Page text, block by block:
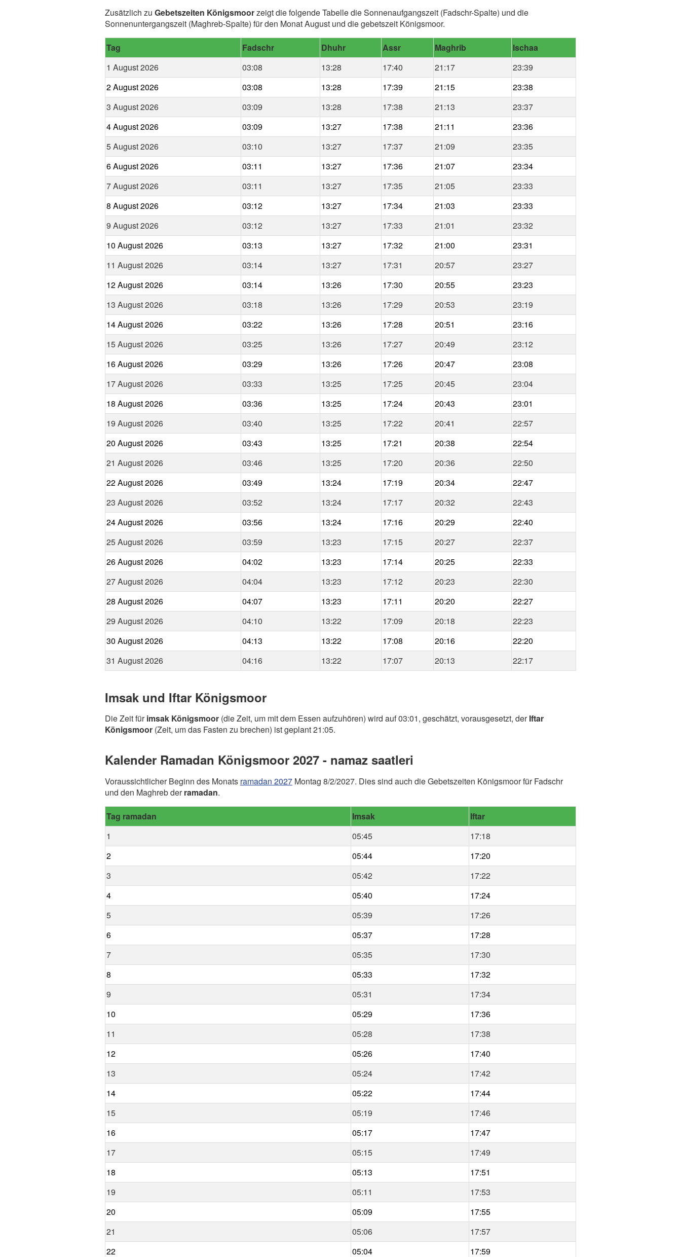
Zusätzlich zu Gebetszeiten Königsmoorzeigt die folgende Tabelle die Sonnenaufgangszeit (Fadschr-Spalte) und die
Sonnenuntergangszeit (Maghreb-Spalte) für den Monat August und die gebetszeit Königsmoor.
Tag Fadschr Dhuhr Assr Maghrib
Ischaa
1 August 2026
03:08 13:28 17:40 21:17
23:39
2 August 2026
03:08 13:28 17:39 21:15
23:38
3 August 2026
03:09 13:28 17:38 21:13
23:37
4 August 2026
03:09 13:27 17:38 21:11
23:36
5 August 2026
03:10 13:27 17:37 21:09
23:35
6 August 2026
03:11 13:27 17:36 21:07
23:34
7 August 2026
03:11 13:27 17:35 21:05
23:33
8 August 2026
03:12 13:27 17:34 21:03
23:33
9 August 2026
03:12 13:27 17:33 21:01
23:32
10 August 2026
03:13 13:27 17:32 21:00
23:31
11 August 2026
03:14 13:27 17:31 20:57
23:27
12 August 2026
03:14 13:26 17:30 20:55
23:23
13 August 2026
03:18 13:26 17:29 20:53
23:19
14 August 2026
03:22 13:26 17:28 20:51
23:16
15 August 2026
03:25 13:26 17:27 20:49
23:12
16 August 2026
03:29 13:26 17:26 20:47
23:08
17 August 2026
03:33 13:25 17:25 20:45
23:04
18 August 2026
03:36 13:25 17:24 20:43
23:01
19 August 2026
03:40 13:25 17:22 20:41
22:57
20 August 2026
03:43 13:25 17:21 20:38
22:54
21 August 2026
03:46 13:25 17:20 20:36
22:50
22 August 2026
03:49 13:24 17:19 20:34
22:47
23 August 2026
03:52 13:24 17:17 20:32
22:43
24 August 2026
03:56 13:24 17:16 20:29
22:40
25 August 2026
03:59 13:23 17:15 20:27
22:37
26 August 2026
04:02 13:23 17:14 20:25
22:33
27 August 2026
04:04 13:23 17:12 20:23
22:30
28 August 2026
04:07 13:23 17:11 20:20
22:27
29 August 2026
04:10 13:22 17:09 20:18
22:23
30 August 2026
04:13 13:22 17:08 20:16
22:20
31 August 2026
04:16 13:22 17:07 20:13 22:17
Imsak und Iftar Königsmoor
Die Zeit fürimsak Königsmoor (die Zeit, um mit dem Essen aufzuhören) wird auf 03:01, geschätzt, vorausgesetzt, derIftar
Königsmoor (Zeit, um das Fasten zu brechen) ist geplant 21:05.
Kalender Ramadan Königsmoor 2027 - namaz saatleri
Voraussichtlicher Beginn des Monats ramadan 2027 Montag 8/2/2027. Dies sind auch die Gebetszeiten Königsmoor für Fadschr
und den Maghreb derramadan.
Tag ramadan Imsak
Iftar
1
05:45
17:18
2
05:44
17:20
3
05:42
17:22
4
05:40
17:24
5
05:39
17:26
6
05:37
17:28
7
05:35
17:30
8
05:33
17:32
9
05:31
17:34
10
05:29
17:36
11
05:28
17:38
12
05:26
17:40
13
05:24
17:42
14
05:22
17:44
15
05:19
17:46
16
05:17
17:47
17
05:15
17:49
18
05:13
17:51
19
05:11
17:53
20
05:09
17:55
21
05:06
17:57
22
05:04 17:59